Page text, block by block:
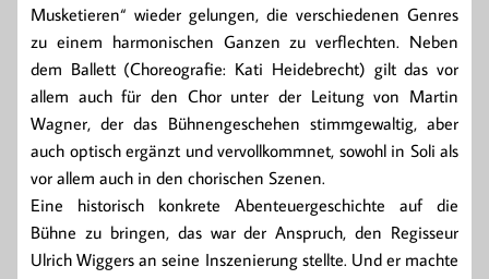
Musketieren“ wieder gelungen, die verschiedenen Genres
zu einem harmonischen Ganzen zu verflechten. Neben
dem Ballett (Choreografie: Kati Heidebrecht) gilt das vor
allem auch für den Chor unter der Leitung von Martin
Wagner, der das Bühnengeschehen stimmgewaltig, aber
auch optisch ergänzt und vervollkommnet, sowohl in Soli als
vor allem auch in den chorischen Szenen.
Eine historisch konkrete Abenteuergeschichte auf die
Bühne zu bringen, das war der Anspruch, den Regisseur
Ulrich Wiggers an seine Inszenierung stellte. Und er machte